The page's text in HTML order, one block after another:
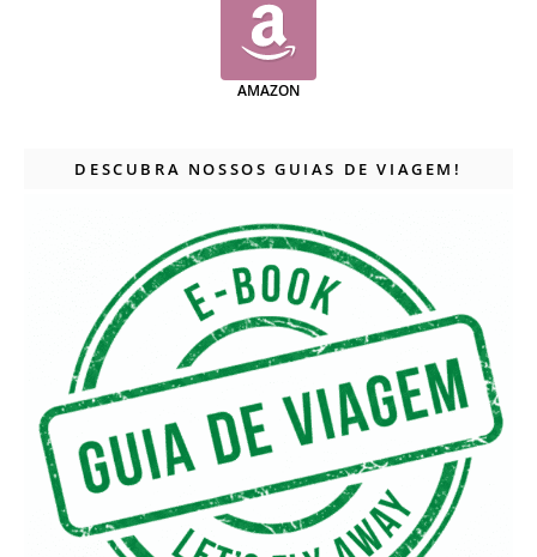
AMAZON
DESCUBRA NOSSOS GUIAS DE VIAGEM!